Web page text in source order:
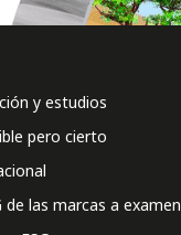
y estudios
pero cierto
de las marcas a examen